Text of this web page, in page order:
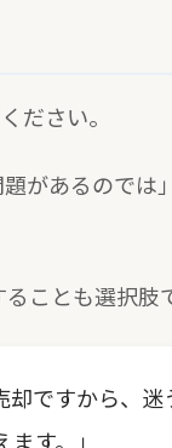
ださい。
があるのでは
ことも選択肢
ですから、迷
す。」